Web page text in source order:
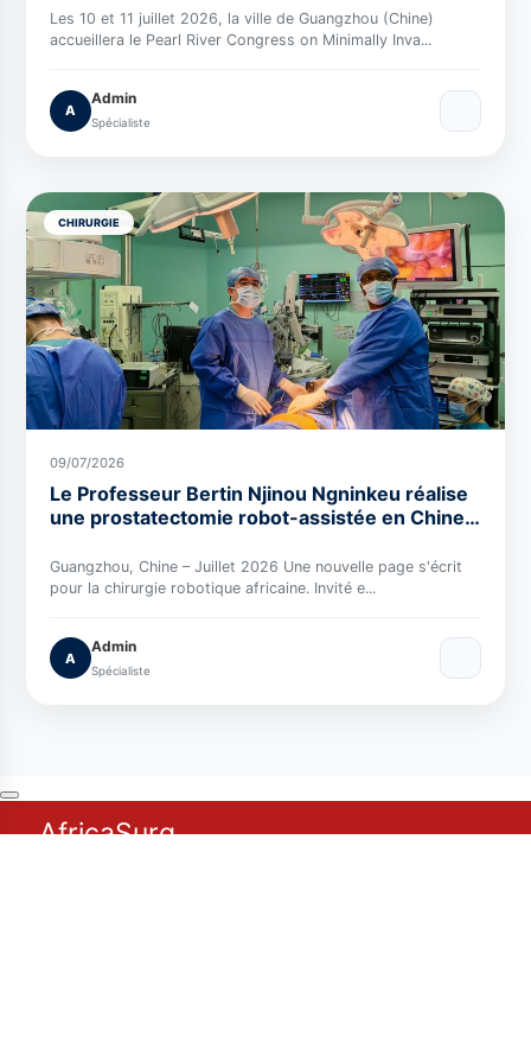
invasives en urologie
Les 10 et 11 juillet 2026, la ville de Guangzhou (Chine)
accueillera le Pearl River Congress on Minimally Inva...
A
Admin
Spécialiste
CHIRURGIE
09/07/2026
Le Professeur Bertin Njinou Ngninkeu réalise
une prostatectomie robot-assistée en Chine :
l'Afrique
Guangzhou, Chine – Juillet 2026 Une nouvelle page s'écrit
pour la chirurgie robotique africaine. Invité e...
A
Admin
Spécialiste
AfricaSurg